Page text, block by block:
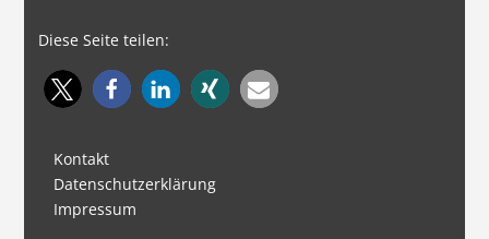
Diese Seite teilen:
Kontakt
Datenschutzerklärung
Impressum